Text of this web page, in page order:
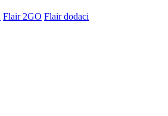
Flair 2GO Flair dodaci